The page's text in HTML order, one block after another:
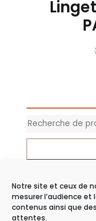
Notre site et ceux de
mesurer l’audience et
contenus ainsi que
attentes.
Recherche
pour :
Votre panier